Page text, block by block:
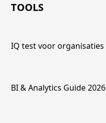
TOOLS
IQ test voor organisaties
BI & Analytics Guide 2026